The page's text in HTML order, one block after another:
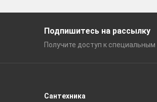
Подпишитесь на рассылку
Получите доступ к специальным
Сантехника